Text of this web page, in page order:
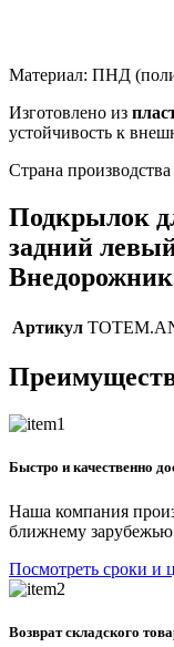
Материал: ПНД
Изготовлено из
устойчивость к
Страна
Подкрылок
задний
Артикул
Быстро и качественно
Наша компания
ближнему
Посмотреть сроки и
Возврат складского